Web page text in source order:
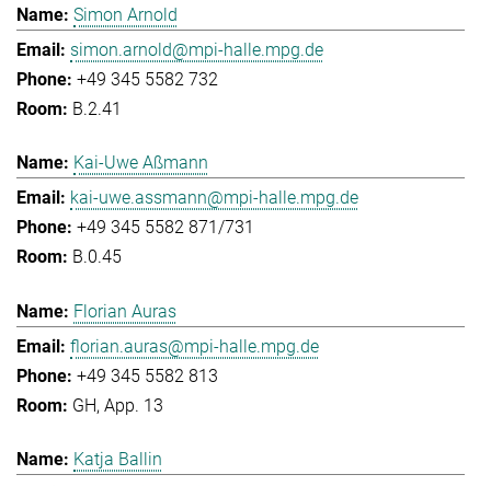
Simon Arnold
simon.arnold@mpi-halle.mpg.de
+49 345 5582 732
B.2.41
Kai-Uwe Aßmann
kai-uwe.assmann@mpi-halle.mpg.de
+49 345 5582 871/731
B.0.45
Florian Auras
florian.auras@mpi-halle.mpg.de
+49 345 5582 813
GH, App. 13
Katja Ballin